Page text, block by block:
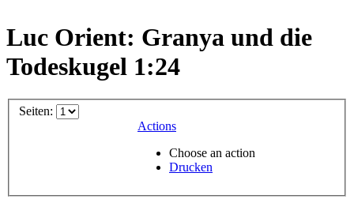
Luc Orient: Granya und die
Todeskugel 1:24
Seiten:
Actions
Choose an action
Drucken